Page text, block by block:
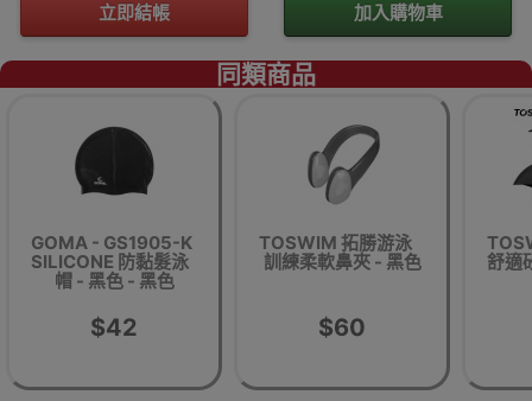
立即結帳 加入購物車
同類商品
GOMA - GS1905-K
SILICONE 防黏髮泳
帽 - 黑色 - 黑色
$42
TOSWIM 拓勝游泳
訓練柔軟鼻夾 - 黑色
$60
舒適